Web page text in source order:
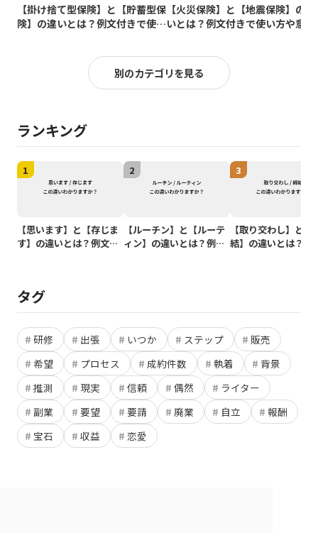
【掛け捨て型保険】と【貯蓄型保
険】の違いとは？例文付きで使い
【火災保険】と【地震保険】の違
いとは？例文付きで使い方や意味
別のカテゴリを見る
ランキング
1
【思います】と【存じま
す】の違いとは？例文付
2
【ルーチン】と【ルーテ
ィン】の違いとは？例文
3
【取り交わし】と【
結】の違いとは？例
タグ
研修 出張 いつか ステップ
販売
希望
プロセス 成約件数 執着
背景
推測
現実 信頼 偶然
ライター
副業
要望 要請 廃業 自立
報酬
宝石
収益 恋愛